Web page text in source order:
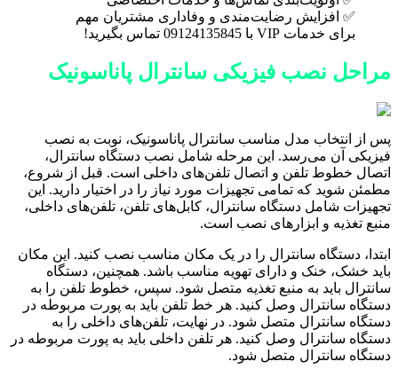
✅ افزایش رضایت‌مندی و وفاداری مشتریان مهم
برای خدمات VIP با 09124135845 تماس بگیرید!
مراحل نصب فیزیکی سانترال پاناسونیک
پس از انتخاب مدل مناسب سانترال پاناسونیک، نوبت به نصب
فیزیکی آن می‌رسد. این مرحله شامل نصب دستگاه سانترال،
اتصال خطوط تلفن و اتصال تلفن‌های داخلی است. قبل از شروع،
مطمئن شوید که تمامی تجهیزات مورد نیاز را در اختیار دارید. این
تجهیزات شامل دستگاه سانترال، کابل‌های تلفن، تلفن‌های داخلی،
منبع تغذیه و ابزارهای نصب است.
ابتدا، دستگاه سانترال را در یک مکان مناسب نصب کنید. این مکان
باید خشک، خنک و دارای تهویه مناسب باشد. همچنین، دستگاه
سانترال باید به منبع تغذیه متصل شود. سپس، خطوط تلفن را به
دستگاه سانترال وصل کنید. هر خط تلفن باید به پورت مربوطه در
دستگاه سانترال متصل شود. در نهایت، تلفن‌های داخلی را به
دستگاه سانترال وصل کنید. هر تلفن داخلی باید به پورت مربوطه در
دستگاه سانترال متصل شود.